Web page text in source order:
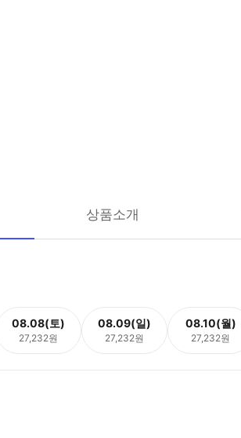
상품소개
08.08(토)
27,232원
08.09(일)
27,232원
08.10(월)
27,232원